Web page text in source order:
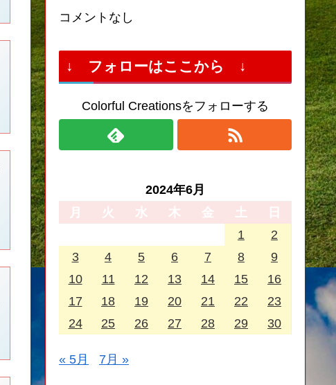
コメントなし
↓ フォローはここから ↓
Colorful Creationsをフォローする
2024年6月
月
火 水 木 金 土
日
1
2
3
4 5 6 7 8
9
10
11 12 13 14 15
16
17
18 19 20 21 22
23
24
25 26 27 28 29 30
« 5月 7月 »